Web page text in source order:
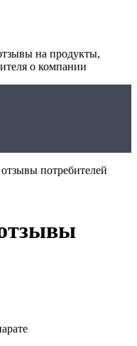
на продукты,
о компании
потребителей